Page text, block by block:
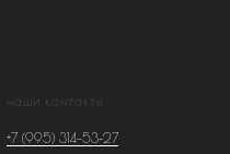
наши контакты
+7 (995) 314-53-27